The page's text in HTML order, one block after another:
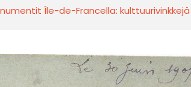
Île-de-Francella: kulttuurivinkkejä